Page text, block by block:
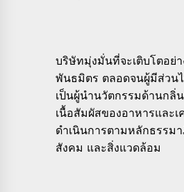
บริษัทมุ่งมั่นที่จะเติบโตอย่
พันธมิตร ตลอดจนผู้มีส่วน
เป็นผู้นำนวัตกรรมด้านก
เนื้อสัมผัสของอาหารและ
ดำเนินการตามหลักธรรม
สังคม และสิ่งแวดล้อม